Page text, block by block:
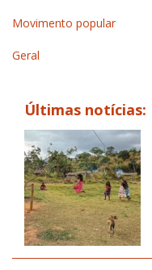
Movimento popular
Geral
Últimas notícias: